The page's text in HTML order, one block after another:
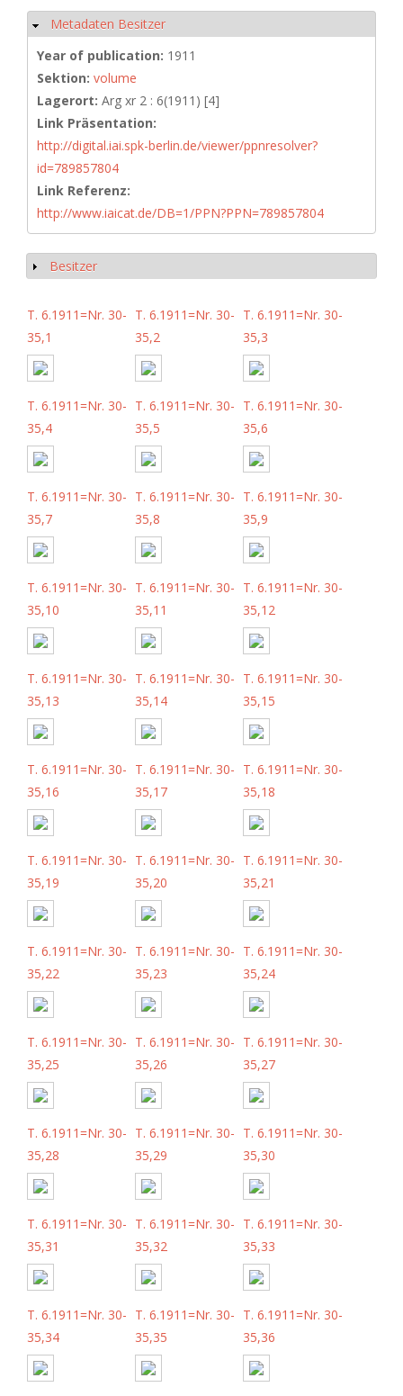
Hide
Metadaten Besitzer
Year of publication: 1911
Sektion: volume
Lagerort: Arg xr 2 : 6(1911) [4]
Link Präsentation:
http://digital.iai.spk-berlin.de/viewer/ppnresolver?
id=789857804
Link Referenz:
http://www.iaicat.de/DB=1/PPN?PPN=789857804
Show
Besitzer
T. 6.1911=Nr. 30-
35,1
T. 6.1911=Nr. 30-
35,2
T. 6.1911=Nr. 30-
35,3
T. 6.1911=Nr. 30-
35,4
T. 6.1911=Nr. 30-
35,5
T. 6.1911=Nr. 30-
35,6
T. 6.1911=Nr. 30-
35,7
T. 6.1911=Nr. 30-
35,8
T. 6.1911=Nr. 30-
35,9
T. 6.1911=Nr. 30-
35,10
T. 6.1911=Nr. 30-
35,11
T. 6.1911=Nr. 30-
35,12
T. 6.1911=Nr. 30-
35,13
T. 6.1911=Nr. 30-
35,14
T. 6.1911=Nr. 30-
35,15
T. 6.1911=Nr. 30-
35,16
T. 6.1911=Nr. 30-
35,17
T. 6.1911=Nr. 30-
35,18
T. 6.1911=Nr. 30-
35,19
T. 6.1911=Nr. 30-
35,20
T. 6.1911=Nr. 30-
35,21
T. 6.1911=Nr. 30-
35,22
T. 6.1911=Nr. 30-
35,23
T. 6.1911=Nr. 30-
35,24
T. 6.1911=Nr. 30-
35,25
T. 6.1911=Nr. 30-
35,26
T. 6.1911=Nr. 30-
35,27
T. 6.1911=Nr. 30-
35,28
T. 6.1911=Nr. 30-
35,29
T. 6.1911=Nr. 30-
35,30
T. 6.1911=Nr. 30-
35,31
T. 6.1911=Nr. 30-
35,32
T. 6.1911=Nr. 30-
35,33
T. 6.1911=Nr. 30-
35,34
T. 6.1911=Nr. 30-
35,35
T. 6.1911=Nr. 30-
35,36